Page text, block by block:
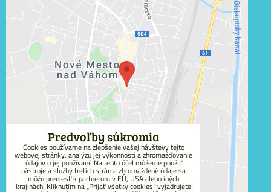
Externý obsah je blokovaný Voľbami súkromia
Prajete si načítať externý obsah?
Povoliť tentokrát
Povoliť a zapamätať - súhlas s druhom cookie:
Funkčné
Otvoriť obsah v novom okne
Predvoľby súkromia
Cookies používame na zlepšenie vašej návštevy tejto
webovej stránky, analýzu jej výkonnosti a zhromažďovanie
údajov o jej používaní. Na tento účel môžeme použiť
nástroje a služby tretích strán a zhromaždené údaje sa
môžu preniesť k partnerom v EÚ, USA alebo iných
krajinách. Kliknutím na „Prijať všetky cookies“ vyjadrujete